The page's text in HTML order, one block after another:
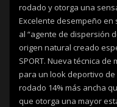
rodado y otorga una
Excelente desempeño en
al “agente de dispersión
origen natural creado
SPORT. Nueva técnica
para un look deportivo
rodado 14% más ancha
que otorga una mayor